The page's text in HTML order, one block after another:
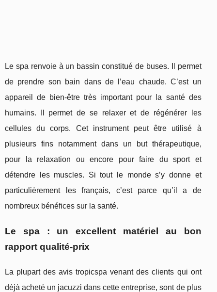
Le spa renvoie à un bassin constitué de buses. Il permet
de prendre son bain dans de l’eau chaude. C’est un
appareil de bien-être très important pour la santé des
humains. Il permet de se relaxer et de régénérer les
cellules du corps. Cet instrument peut être utilisé à
plusieurs fins notamment dans un but thérapeutique,
pour la relaxation ou encore pour faire du sport et
détendre les muscles. Si tout le monde s’y donne et
particulièrement les français, c’est parce qu’il a de
nombreux bénéfices sur la santé.
Le spa : un excellent matériel au bon
rapport qualité-prix
La plupart des avis tropicspa venant des clients qui ont
déjà acheté un jacuzzi dans cette entreprise, sont de plus